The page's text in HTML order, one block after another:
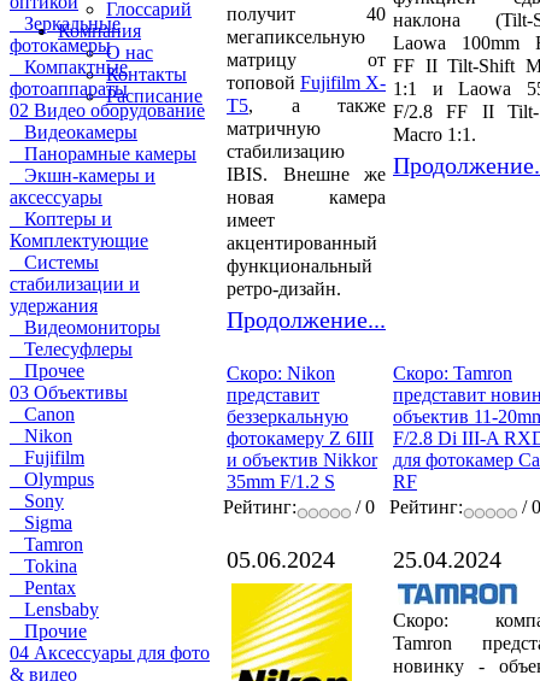
Глоссарий
Компания
О нас
Контакты
Расписание
Зеркальные
фотокамеры
Компактные
фотоаппараты
02 Видео оборудование
Видеокамеры
Панорамные камеры
Экшн-камеры и
аксессуары
Коптеры и
Комплектующие
Системы
стабилизации и
удержания
Видеомониторы
Телесуфлеры
Прочее
03 Объективы
Canon
Nikon
Fujifilm
Olympus
Sony
Sigma
Tamron
Tokina
Pentax
Lensbaby
Прочие
04 Аксессуары для фото
& видео
получит 40
мегапиксельную
матрицу от
топовой Fujifilm X-
T5, а также
матричную
стабилизацию
IBIS. Внешне же
новая камера
имеет
акцентированный
функциональный
ретро-дизайн.
Продолжение...
наклона (Tilt-
Laowa 100mm
FF II Tilt-Shift
1:1 и Laowa
F/2.8 FF II Tilt-
Macro 1:1.
Скоро: Nikon
представит
беззеркальную
фотокамеру Z 6III
и объектив Nikkor
35mm F/1.2 S
Рейтинг:
/ 0
05.06.2024
Скоро: Tamron
представит
объектив 11-
F/2.8 Di III-A
для фотокамер
RF
Рейтинг:
/ 0
25.04.2024
Скоро:
Tamron
новинку -